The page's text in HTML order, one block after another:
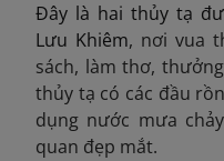
Đây là hai thủy tạ
Lưu Khiêm, nơi vua
sách, làm thơ,
thủy tạ có các đầu
dụng nước mưa
quan đẹp mắt.